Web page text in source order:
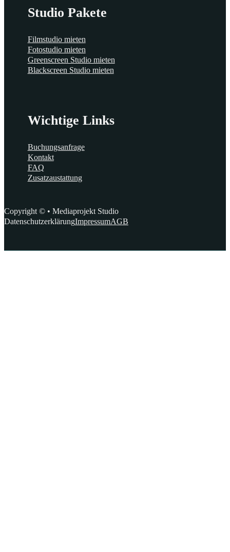
Studio Pakete
Filmstudio mieten
Fotostudio mieten
Greenscreen Studio mieten
Blackscreen Studio mieten
Wichtige Links
Buchungsanfrage
Kontakt
FAQ
Zusatzaustattung
Copyright © • Mediaprojekt Studio
DatenschutzerklärungImpressumAGB